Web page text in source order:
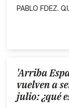
PABLO FDEZ.
'Arriba
vuelven a
julio: ¿qué